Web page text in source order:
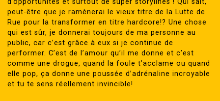
d’opportunités et surtout de super storylines ! Qui sait,
peut-être que je ramènerai le vieux titre de la Lutte de
Rue pour la transformer en titre hardcore!? Une chose
qui est sûr, je donnerai toujours de ma personne au
public, car c’est grâce à eux si je continue de
performer. C’est de l’amour qu’il me donne et c’est
comme une drogue, quand la foule t’acclame ou quand
elle pop, ça donne une poussée d’adrénaline incroyable
et tu te sens réellement invincible!